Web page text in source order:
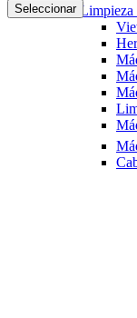
Seleccionar Limpieza